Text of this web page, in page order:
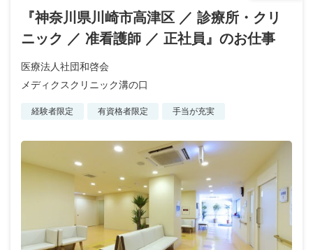
『神奈川県川崎市高津区 ／ 診療所・クリ
ニック ／ 准看護師 ／ 正社員』のお仕事
医療法人社団和啓会
メディクスクリニック溝の口
経験者限定 有資格者限定 手当が充実